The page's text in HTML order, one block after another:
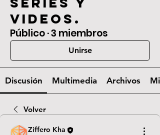
videos.
Público·3 miembros
Unirse
Discusión Multimedia Archivos
Volver
Ziffero Kha